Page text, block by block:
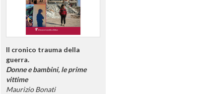
Il cronico trauma della
guerra.
Donne e bambini, le prime
vittime
Maurizio Bonati